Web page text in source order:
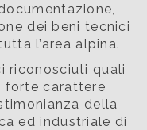
dei beni tecnici
l’area alpina.
riconosciuti quali
forte carattere
della
ed industriale di